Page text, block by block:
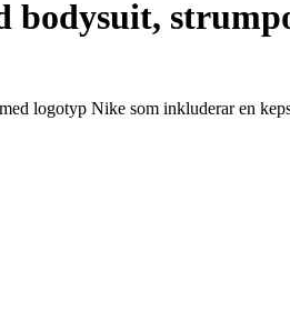
bodysuit,
logotyp Nike som inkluderar en